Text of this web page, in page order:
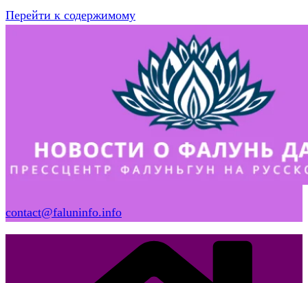
Перейти к содержимому
contact@faluninfo.info